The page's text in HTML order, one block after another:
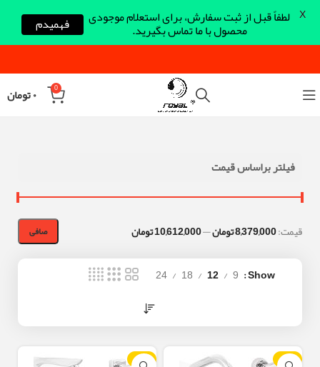
0 ۰تومان
فیلتر براساس قیمت
صافی قيمت:8,379,000 تومان —10,612,000 تومان
Show
9
12
18
24
-30%
-30%
لطفاً قبل از ثبت سفارش، برای استعلام موجودی
محصول با ما تماس بگیرید. فهمیدم X